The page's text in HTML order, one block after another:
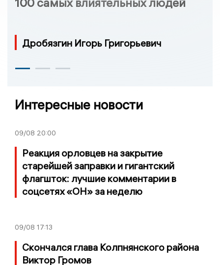
Дробязгин Игорь Григорьевич
Интересные новости
09/08 20:00
Реакция орловцев на закрытие
старейшей заправки и гигантский
флагшток: лучшие комментарии в
соцсетях «ОН» за неделю
09/08 17:13
Скончался глава Колпнянского района
Виктор Громов